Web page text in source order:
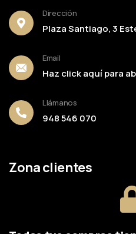
Dirección
Plaza Santiago, 3
Email
Haz click aquí para
Llámanos
948 546 070
Zona clientes